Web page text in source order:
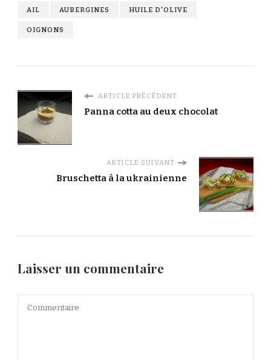
AIL AUBERGINES HUILE D'OLIVE
OIGNONS
ARTICLE PRÉCÉDENT
Panna cotta au deux chocolat
ARTICLE SUIVANT
Bruschetta à la ukrainienne
Laisser un commentaire